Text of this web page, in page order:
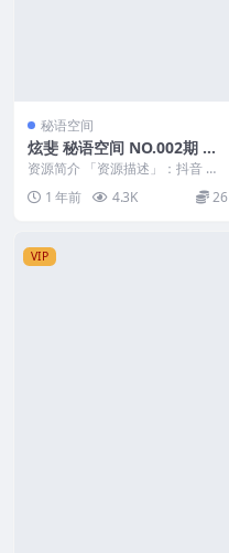
秘语空间
炫斐 秘语空间 NO.002期 最
新至：2025.6.5
资源简介 「资源描述」：抖音 炫
斐 秘语空间 NO.002期 【3P2V】
最新至...
1 年前 4.3K 26
VIP